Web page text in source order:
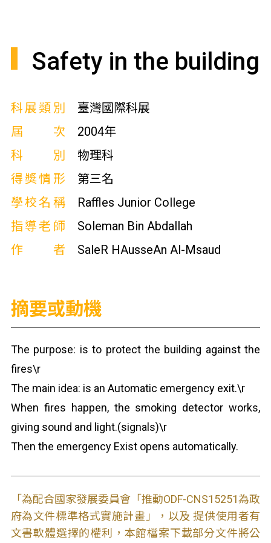
Safety in the building
科展類別
臺灣國際科展
屆次
2004年
科別
物理科
得獎情形
第三名
學校名稱
Raffles Junior College
指導老師
Soleman Bin Abdallah
作者
SaleR HAusseAn Al-Msaud
摘要或動機
The purpose: is to protect the building against the
fires\r
The main idea: is an Automatic emergency exit.\r
When fires happen, the smoking detector works,
giving sound and light.(signals)\r
Then the emergency Exist opens automatically.
「為配合國家發展委員會「推動ODF-CNS15251為政
府為文件標準格式實施計畫」，以及 提供使用者有
文書軟體選擇的權利，本館檔案下載部分文件將公